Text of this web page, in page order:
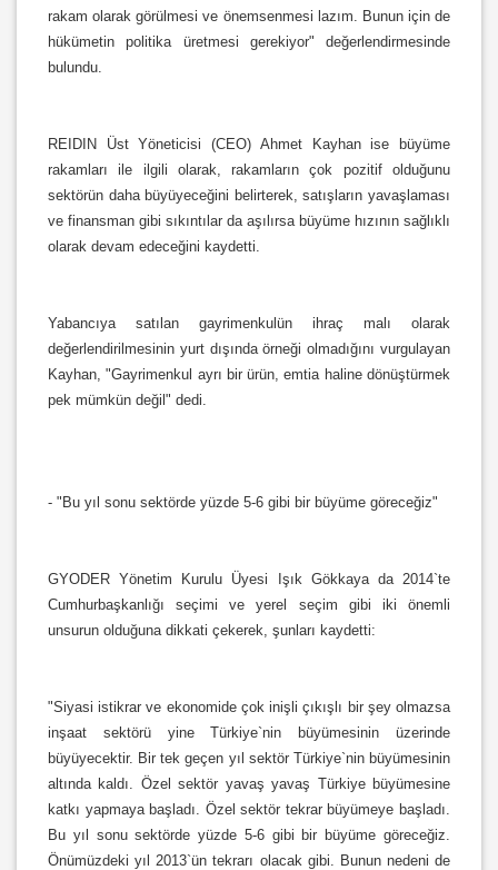
rakam olarak görülmesi ve önemsenmesi lazım. Bunun için de
hükümetin politika üretmesi gerekiyor" değerlendirmesinde
bulundu.
REIDIN Üst Yöneticisi (CEO) Ahmet Kayhan ise büyüme
rakamları ile ilgili olarak, rakamların çok pozitif olduğunu
sektörün daha büyüyeceğini belirterek, satışların yavaşlaması
ve finansman gibi sıkıntılar da aşılırsa büyüme hızının sağlıklı
olarak devam edeceğini kaydetti.
Yabancıya satılan gayrimenkulün ihraç malı olarak
değerlendirilmesinin yurt dışında örneği olmadığını vurgulayan
Kayhan, "Gayrimenkul ayrı bir ürün, emtia haline dönüştürmek
pek mümkün değil" dedi.
- "Bu yıl sonu sektörde yüzde 5-6 gibi bir büyüme göreceğiz"
GYODER Yönetim Kurulu Üyesi Işık Gökkaya da 2014`te
Cumhurbaşkanlığı seçimi ve yerel seçim gibi iki önemli
unsurun olduğuna dikkati çekerek, şunları kaydetti:
"Siyasi istikrar ve ekonomide çok inişli çıkışlı bir şey olmazsa
inşaat sektörü yine Türkiye`nin büyümesinin üzerinde
büyüyecektir. Bir tek geçen yıl sektör Türkiye`nin büyümesinin
altında kaldı. Özel sektör yavaş yavaş Türkiye büyümesine
katkı yapmaya başladı. Özel sektör tekrar büyümeye başladı.
Bu yıl sonu sektörde yüzde 5-6 gibi bir büyüme göreceğiz.
Önümüzdeki yıl 2013`ün tekrarı olacak gibi. Bunun nedeni de